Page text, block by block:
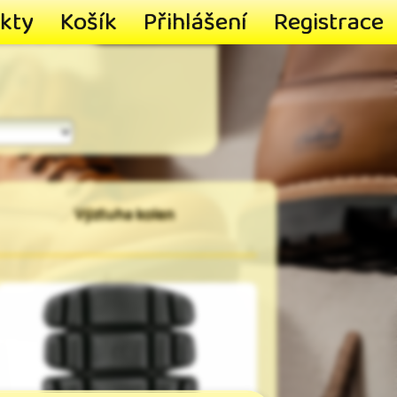
Košík Přihlášení Registrace
Výztuha kolen